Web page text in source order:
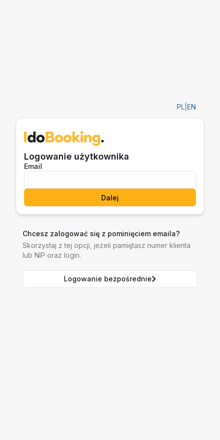
PL EN
Logowanie użytkownika
Email
Dalej
Chcesz zalogować się z pominięciem emaila?
Skorzystaj z tej opcji, jeżeli pamiętasz numer klienta
lub NIP oraz login.
Logowanie bezpośrednie